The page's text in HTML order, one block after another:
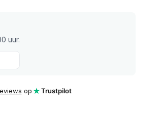
uur.
op Trustpilot